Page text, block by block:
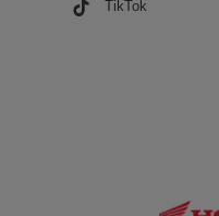
TikTok